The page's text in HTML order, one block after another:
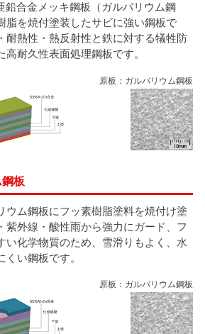
型
型
型
き
ウ)
樋
鉛合金メッキ鋼板（ガルバリウム鋼
脂を焼付塗装したサビに強い鋼板で
耐熱性・熱反射性と鉄に対する犠牲防
耐久性表面処理鋼板です。
原板：ガルバリウム鋼板
板
ウム鋼板にフッ素樹脂塗料を焼付け塗
紫外線・酸性雨から強力にガード、フ
い化学物質のため、雪滑りもよく、水
い鋼板です。
原板：ガルバリウム鋼板